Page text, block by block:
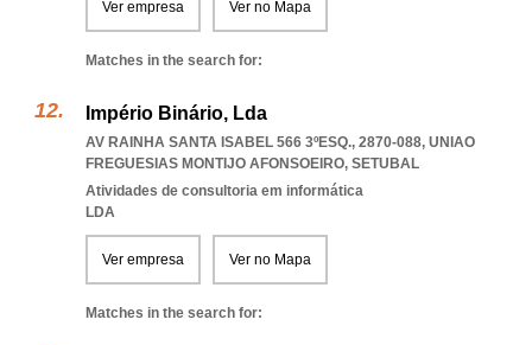
Ver empresa Ver no Mapa
Matches in the search for:
Império Binário, Lda
AV RAINHA SANTA ISABEL 566 3ºESQ., 2870-088, UNIAO
FREGUESIAS MONTIJO AFONSOEIRO, SETUBAL
Atividades de consultoria em informática
LDA
Ver empresa Ver no Mapa
Matches in the search for: